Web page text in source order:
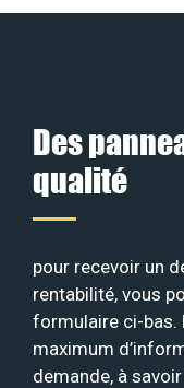
Des
qualité
pour recevoir un
rentabilité, vous
formulaire ci-bas.
maximum
demande, à